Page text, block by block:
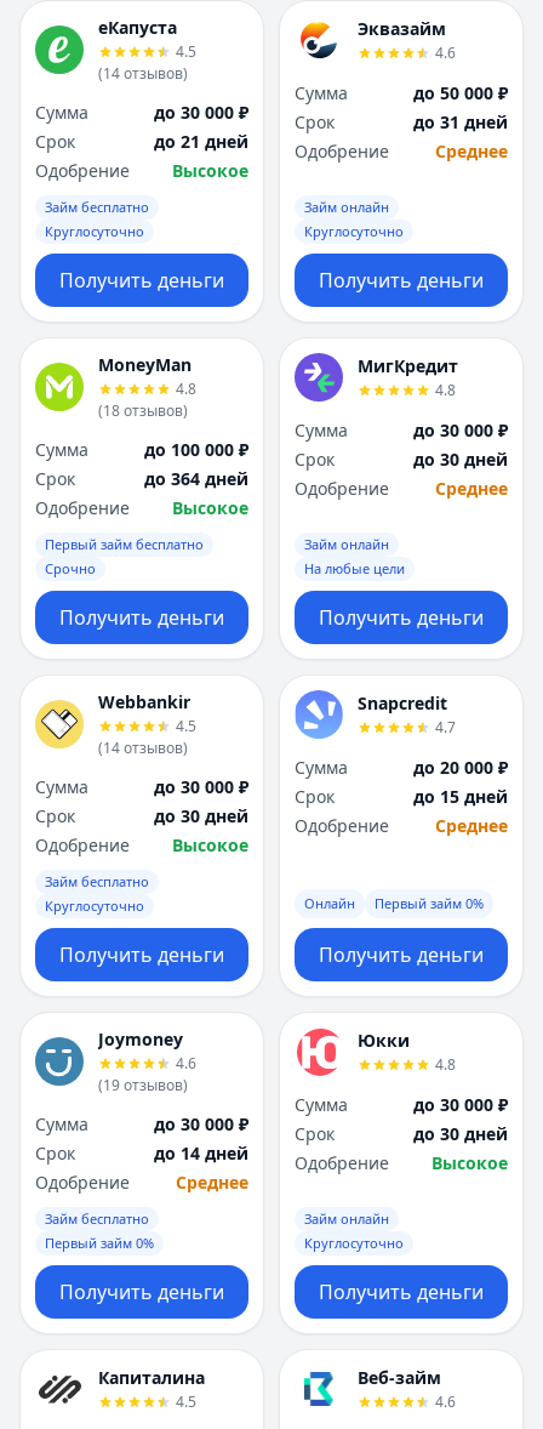
еКапуста
4.5
(14отзывов)
Сумма
до 30 000 ₽
Срок
до 21 дней
Одобрение
Высокое
Займ бесплатно
Круглосуточно
Получить деньги
Эквазайм
4.6
Сумма
до 50 000 ₽
Срок
до 31 дней
Одобрение
Среднее
Займ онлайн
Круглосуточно
Получить деньги
MoneyMan
4.8
(18отзывов)
Сумма
до 100 000 ₽
Срок
до 364 дней
Одобрение
Высокое
Первый займ бесплатно
Срочно
Получить деньги
МигКредит
4.8
Сумма
до 30 000 ₽
Срок
до 30 дней
Одобрение
Среднее
Займ онлайн
На любые цели
Получить деньги
Webbankir
4.5
(14отзывов)
Сумма
до 30 000 ₽
Срок
до 30 дней
Одобрение
Высокое
Займ бесплатно
Круглосуточно
Получить деньги
Snapcredit
4.7
Сумма
до 20 000 ₽
Срок
до 15 дней
Одобрение
Среднее
Онлайн Первый займ 0%
Получить деньги
Joymoney
4.6
(19отзывов)
Сумма
до 30 000 ₽
Срок
до 14 дней
Одобрение
Среднее
Займ бесплатно
Первый займ 0%
Получить деньги
Юкки
4.8
Сумма
до 30 000 ₽
Срок
до 30 дней
Одобрение
Высокое
Займ онлайн
Круглосуточно
Получить деньги
Капиталина
4.5
Веб-займ
4.6